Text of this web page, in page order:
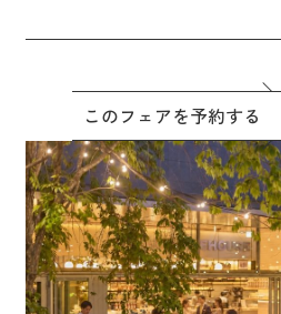
このフェアを予約する